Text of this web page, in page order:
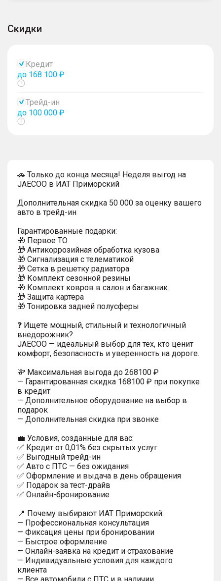
Скидки
Кредит
до 168 100 ₽
Показать
Трейд-ин
до 100 000 ₽
Показать
🚗 Только до конца месяца! Неделя выгод на
JAECOO в ИАТ Приморский
Дополнительная скидка 50 000 за оценку вашего
авто в трейд-ин
Гарантированные подарки:
🎁 Первое ТО
🎁 Антикоррозийная обработка кузова
🎁 Сигнализация с телематикой
🎁 Сетка в решетку радиатора
🎁 Комплект сезонной резины
🎁 Комплект ковров в салон и багажник
🎁 Защита картера
🎁 Тонировка задней полусферы
❓ Ищете мощный, стильный и технологичный
внедорожник?
JAECOO — идеальный выбор для тех, кто ценит
комфорт, безопасность и уверенность на дороге.
💸 Максимальная выгода до 268100 ₽
— Гарантированная скидка 168100 ₽ при покупке
в кредит
— Дополнительное оборудование на выбор в
подарок
— Дополнительная скидка при звонке
💼 Условия, созданные для вас:
✅ Кредит от 0,01% без скрытых услуг
✅ Выгодный трейд-ин
✅ Авто с ПТС — без ожидания
✅ Оформление и выдача в день обращения
✅ Подарок за тест-драйв
✅ Онлайн-бронирование
📍 Почему выбирают ИАТ Приморский:
— Профессиональная консультация
— Фиксация цены при бронировании
— Быстрое оформление
— Онлайн-заявка на кредит и страхование
— Индивидуальные условия для каждого
клиента
— Все автомобили с ПТС и в наличии